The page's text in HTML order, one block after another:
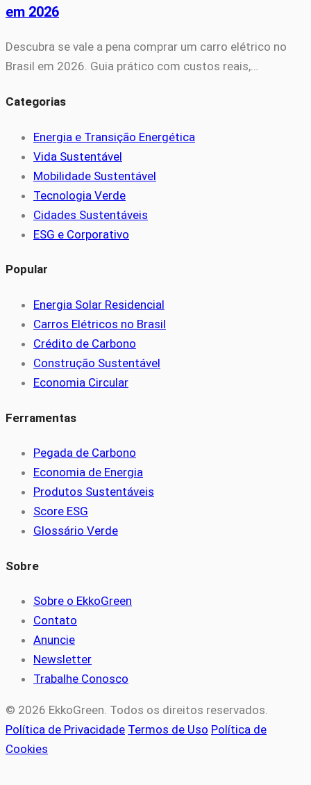
em 2026
Descubra se vale a pena comprar um carro elétrico no
Brasil em 2026. Guia prático com custos reais,…
Categorias
Energia e Transição Energética
Vida Sustentável
Mobilidade Sustentável
Tecnologia Verde
Cidades Sustentáveis
ESG e Corporativo
Popular
Energia Solar Residencial
Carros Elétricos no Brasil
Crédito de Carbono
Construção Sustentável
Economia Circular
Ferramentas
Pegada de Carbono
Economia de Energia
Produtos Sustentáveis
Score ESG
Glossário Verde
Sobre
Sobre o EkkoGreen
Contato
Anuncie
Newsletter
Trabalhe Conosco
© 2026 EkkoGreen. Todos os direitos reservados.
Política de Privacidade Termos de Uso Política de
Cookies